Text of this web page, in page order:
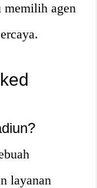
memilih agen
layanan